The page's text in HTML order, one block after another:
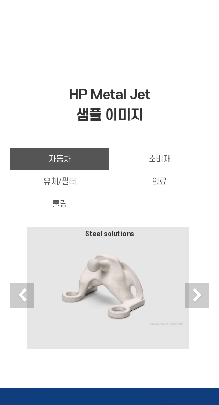
HP Metal Jet
샘플 이미지
자동차 소비재
유체/필터 의료
툴링
Steel solutions
Previous